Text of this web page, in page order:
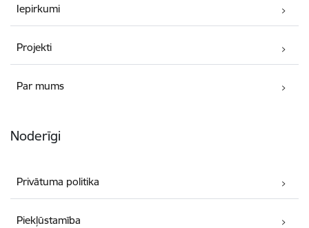
Iepirkumi
Projekti
Par mums
Noderīgi
Privātuma politika
Piekļūstamība